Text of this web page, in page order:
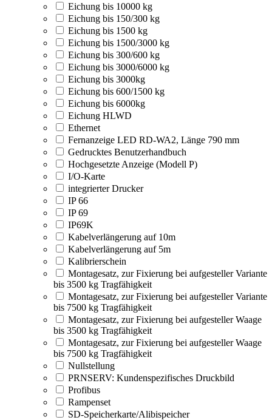
Eichung bis 10000 kg
Eichung bis 150/300 kg
Eichung bis 1500 kg
Eichung bis 1500/3000 kg
Eichung bis 300/600 kg
Eichung bis 3000/6000 kg
Eichung bis 3000kg
Eichung bis 600/1500 kg
Eichung bis 6000kg
Eichung HLWD
Ethernet
Fernanzeige LED RD-WA2, Länge 790 mm
Gedrucktes Benutzerhandbuch
Hochgesetzte Anzeige (Modell P)
I/O-Karte
integrierter Drucker
IP 66
IP 69
IP69K
Kabelverlängerung auf 10m
Kabelverlängerung auf 5m
Kalibrierschein
Montagesatz, zur Fixierung bei aufgesteller Variante
bis 3500 kg Tragfähigkeit
Montagesatz, zur Fixierung bei aufgesteller Variante
bis 7500 kg Tragfähigkeit
Montagesatz, zur Fixierung bei aufgesteller Waage
bis 3500 kg Tragfähigkeit
Montagesatz, zur Fixierung bei aufgesteller Waage
bis 7500 kg Tragfähigkeit
Nullstellung
PRNSERV: Kundenspezifisches Druckbild
Profibus
Rampenset
SD-Speicherkarte/Alibispeicher